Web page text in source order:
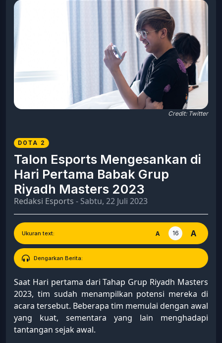
Credit: Twitter
DOTA 2
Talon Esports Mengesankan di
Hari Pertama Babak Grup
Riyadh Masters 2023
Redaksi Esports - Sabtu, 22 Juli 2023
Ukuran text: A 16 A
Dengarkan Berita:
Saat Hari pertama dari Tahap Grup Riyadh Masters
2023, tim sudah menampilkan potensi mereka di
acara tersebut. Beberapa tim memulai dengan awal
yang kuat, sementara yang lain menghadapi
tantangan sejak awal.